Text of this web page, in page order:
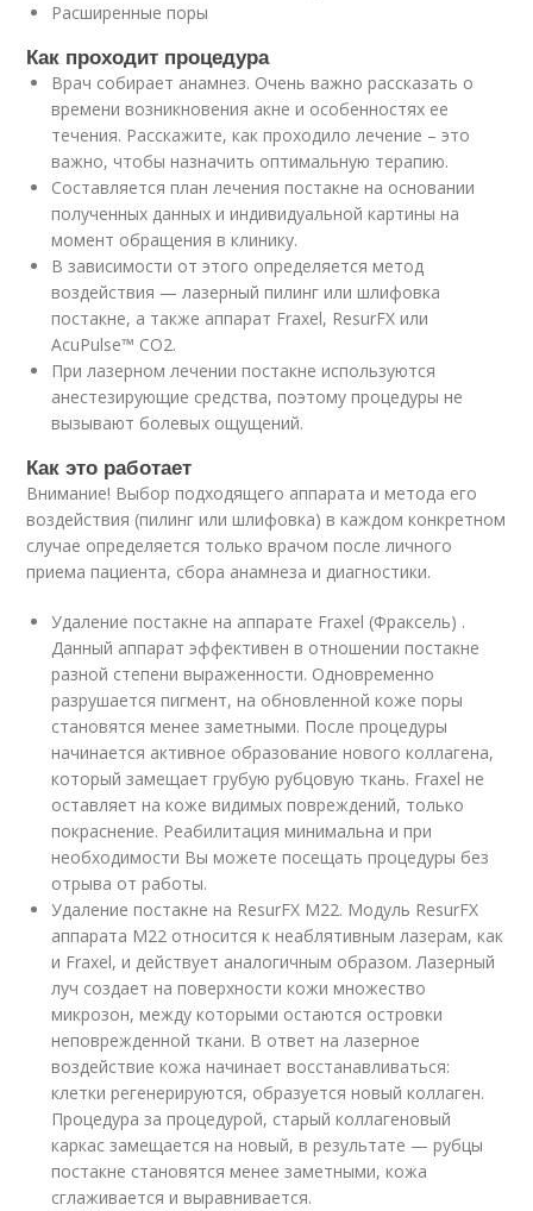
Расширенные поры
Как проходит процедура
Врач собирает анамнез. Очень важно рассказать о
времени возникновения акне и особенностях ее
течения. Расскажите, как проходило лечение – это
важно, чтобы назначить оптимальную терапию.
Составляется план лечения постакне на основании
полученных данных и индивидуальной картины на
момент обращения в клинику.
В зависимости от этого определяется метод
воздействия — лазерный пилинг или шлифовка
постакне, а также аппарат Fraxel, ResurFX или
AcuPulse™ CO2.
При лазерном лечении постакне используются
анестезирующие средства, поэтому процедуры не
вызывают болевых ощущений.
Как это работает
Внимание! Выбор подходящего аппарата и метода его
воздействия (пилинг или шлифовка) в каждом конкретном
случае определяется только врачом после личного
приема пациента, сбора анамнеза и диагностики.
Удаление постакне на аппарате Fraxel (Фраксель) .
Данный аппарат эффективен в отношении постакне
разной степени выраженности. Одновременно
разрушается пигмент, на обновленной коже поры
становятся менее заметными. После процедуры
начинается активное образование нового коллагена,
который замещает грубую рубцовую ткань. Fraxel не
оставляет на коже видимых повреждений, только
покраснение. Реабилитация минимальна и при
необходимости Вы можете посещать процедуры без
отрыва от работы.
Удаление постакне на ResurFX М22. Модуль ResurFX
аппарата М22 относится к неаблятивным лазерам, как
и Fraxel, и действует аналогичным образом. Лазерный
луч создает на поверхности кожи множество
микрозон, между которыми остаются островки
неповрежденной ткани. В ответ на лазерное
воздействие кожа начинает восстанавливаться:
клетки регенерируются, образуется новый коллаген.
Процедура за процедурой, старый коллагеновый
каркас замещается на новый, в результате — рубцы
постакне становятся менее заметными, кожа
сглаживается и выравнивается.